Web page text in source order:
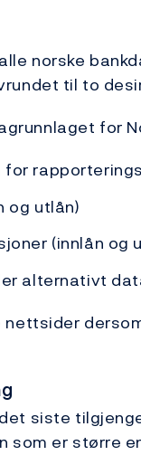
norske
til to
for
og utlån)
(innlån og
alternativt
nettsider
siste
er større